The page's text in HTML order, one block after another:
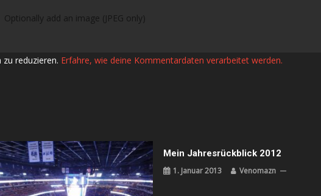
Optionally add an image (JPEG only)
reduzieren. Erfahre, wie deine Kommentardaten verarbeitet werden.
Mein Jahresrückblick 2012
1. Januar 2013 Venomazn